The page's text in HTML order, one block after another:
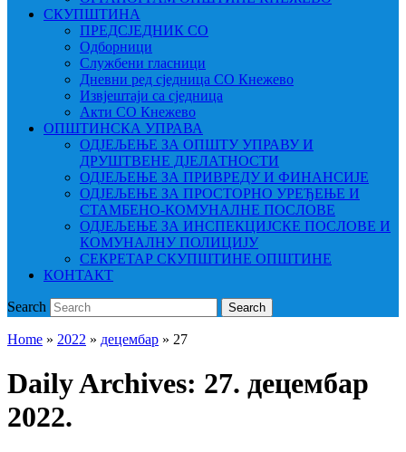
СКУПШТИНА
ПРЕДСЈЕДНИК СО
Одборници
Службени гласници
Дневни ред сједница СО Кнежево
Извјештаји са сједница
Акти СО Кнежево
ОПШТИНСКА УПРАВА
ОДЈЕЉЕЊЕ ЗА ОПШТУ УПРАВУ И
ДРУШТВЕНЕ ДЈЕЛАТНОСТИ
ОДЈЕЉЕЊЕ ЗА ПРИВРЕДУ И ФИНАНСИЈЕ
ОДЈЕЉЕЊЕ ЗА ПРОСТОРНО УРЕЂЕЊЕ И
СТАМБЕНО-КОМУНАЛНЕ ПОСЛОВЕ
ОДЈЕЉЕЊЕ ЗА ИНСПЕКЦИЈСКЕ ПОСЛОВЕ И
КОМУНАЛНУ ПОЛИЦИЈУ
СЕКРЕТАР СКУПШТИНЕ ОПШТИНЕ
КОНТАКТ
Search Search
Home » 2022 » децембар » 27
Daily Archives: 27. децембар
2022.